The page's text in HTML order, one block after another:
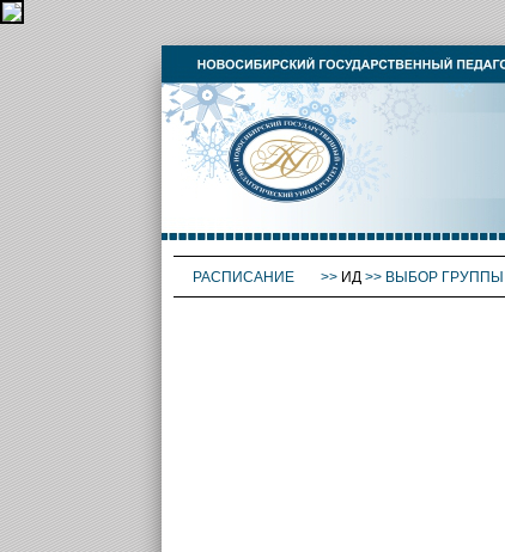
РАСПИСАНИЕ >> ИД>> ВЫБОР ГРУППЫ